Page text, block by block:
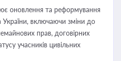
оновлення та реформування
України, включаючи зміни до
прав, договірних
учасників цивільних